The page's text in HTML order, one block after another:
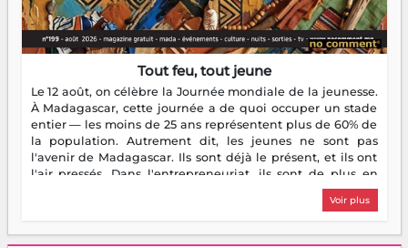
Tout feu, tout jeune
Le 12 août, on célèbre la Journée mondiale de la jeunesse.
À Madagascar, cette journée a de quoi occuper un stade
entier — les moins de 25 ans représentent plus de 60% de
la population. Autrement dit, les jeunes ne sont pas
l'avenir de Madagascar. Ils sont déjà le présent, et ils ont
l'air pressés. Dans l'entrepreneuriat, ils sont de plus en
plus nombreux à se lancer, à créer, à risquer — souvent
sans filet, souvent sans aide, mais toujours avec cette
dorment vraiment la nuit. En culture, les nouvelles sont
Voir plus